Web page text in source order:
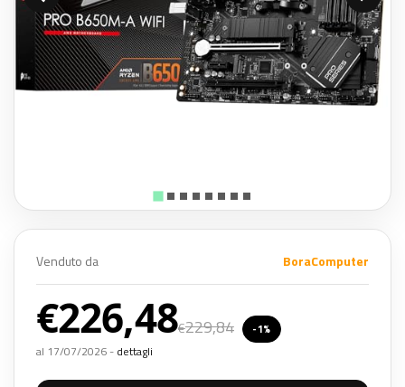
Venduto da BoraComputer
€226,48€229,84 -1%
al 17/07/2026 - dettagli